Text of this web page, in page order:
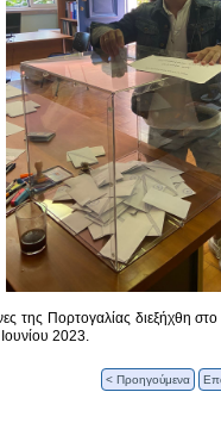
της Πορτογαλίας διεξήχθη
2023.
< Προηγούμενα